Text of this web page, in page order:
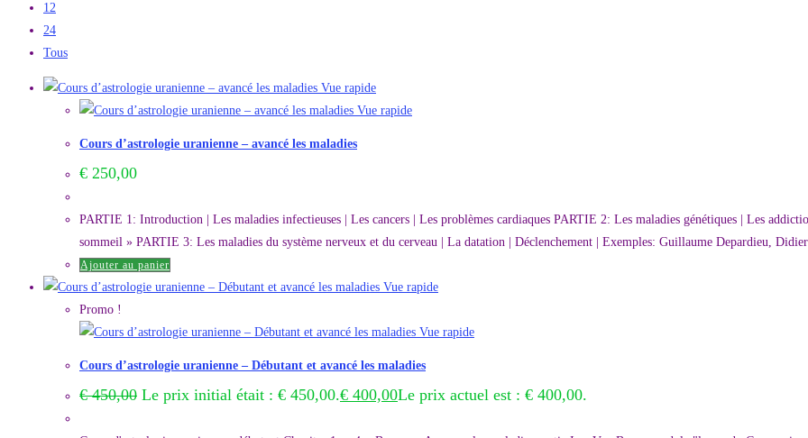
12
24
Tous
Vue rapide
Vue rapide
Cours d’astrologie uranienne – avancé les maladies
€ 250,00
PARTIE 1: Introduction | Les maladies infectieuses | Les cancers | Les problèmes cardiaques PARTIE 2: Les maladies génétiques | Les
sommeil » PARTIE 3: Les maladies du système nerveux et du cerveau | La datation | Déclenchement | Exemples: Guillaume Depardieu,
Ajouter au panier
Vue rapide
Promo !
Vue rapide
Cours d’astrologie uranienne – Débutant et avancé les maladies
€450,00 Le prix initial était : € 450,00.€ 400,00Le prix actuel est : € 400,00.